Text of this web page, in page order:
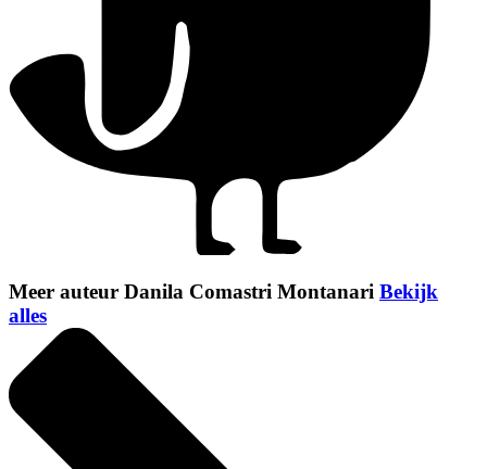
Meer auteur Danila Comastri Montanari Bekijk
alles